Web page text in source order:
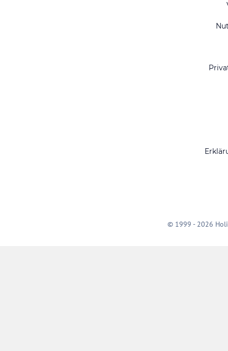
© 1999 - 2026